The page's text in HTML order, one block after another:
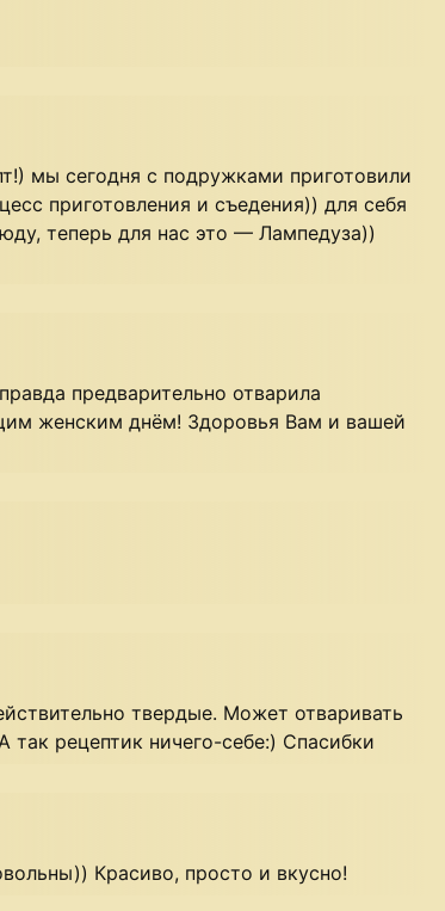
мы сегодня с подружками приготовили
приготовления и съедения)) для себя
теперь для нас это — Лампедуза))
предварительно отварила
женским днём! Здоровья Вам и вашей
твердые. Может отваривать
так рецептик ничего-себе:) Спасибки
Красиво, просто и вкусно!